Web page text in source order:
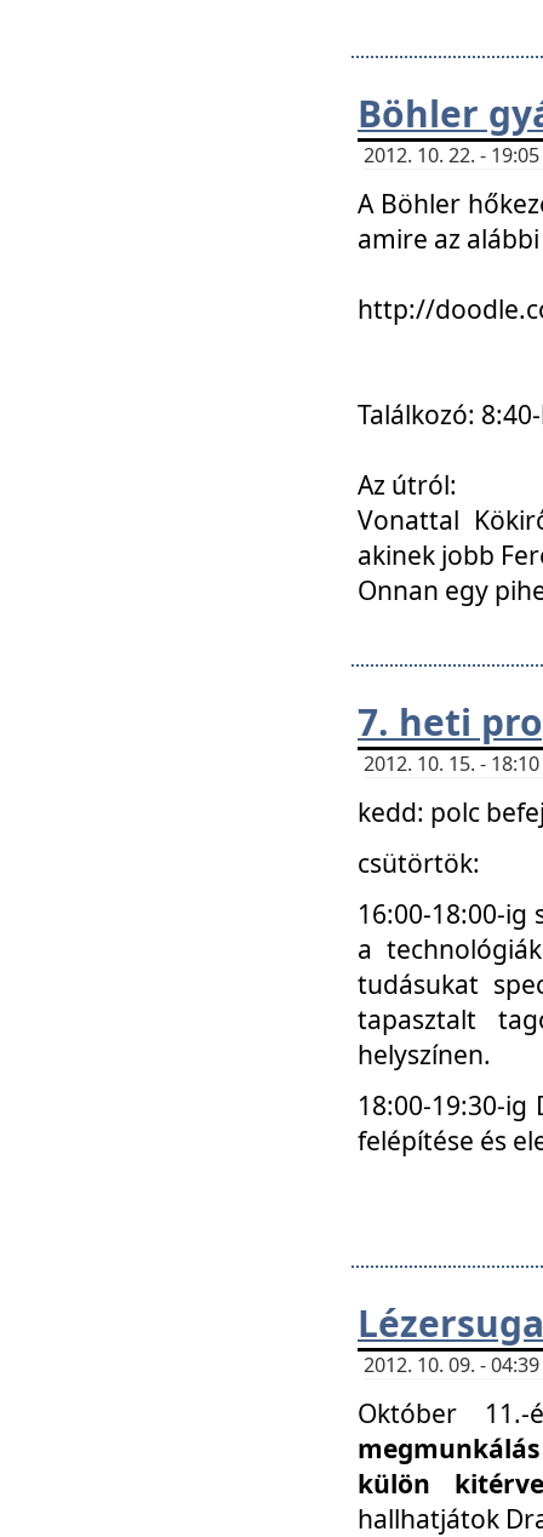
Böhler
2012. 10. 22. -
A Böhler
amire az
http://
Találkozó:
Az útról:
Vonattal
akinek jobb
Onnan egy
7. heti
2012. 10. 15. -
kedd: polc
csütörtök:
16:00-18:00-
a
tudásukat
tapasztalt
helyszínen.
18:00-19:30-
felépítése és
2012. 10. 09. -
Október
külön
hallhatjátok